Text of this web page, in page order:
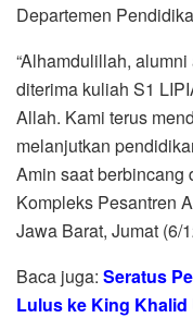
Departemen
“Alhamdulillah,
diterima kuliah S1
Allah. Kami terus
melanjutkan
Amin saat berbincang
Kompleks Pesantren
Jawa Barat, Jumat (6/
Baca juga: Seratus
Lulus ke King